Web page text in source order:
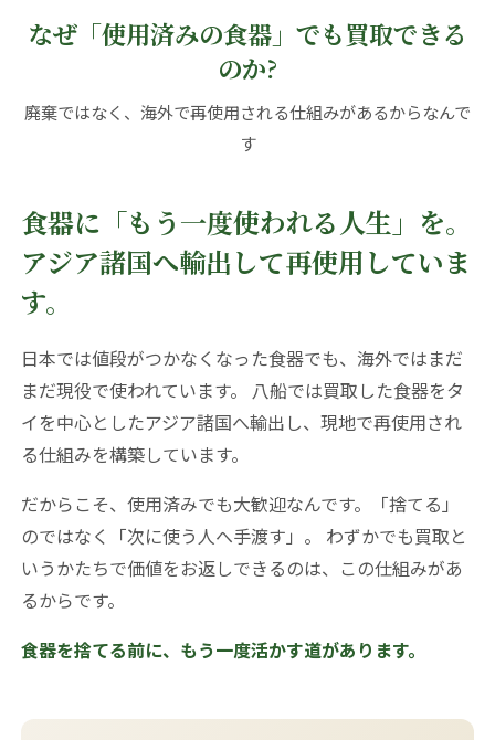
なぜ「使用済みの食器」でも買取できる
のか?
廃棄ではなく、海外で再使用される仕組みがあるからなんで
す
食器に「もう一度使われる人生」を。
アジア諸国へ輸出して再使用していま
す。
日本では値段がつかなくなった食器でも、海外ではまだ
まだ現役で使われています。 八船では買取した食器をタ
イを中心としたアジア諸国へ輸出し、現地で再使用され
る仕組みを構築しています。
だからこそ、使用済みでも大歓迎なんです。「捨てる」
のではなく「次に使う人へ手渡す」。 わずかでも買取と
いうかたちで価値をお返しできるのは、この仕組みがあ
るからです。
食器を捨てる前に、もう一度活かす道があります。